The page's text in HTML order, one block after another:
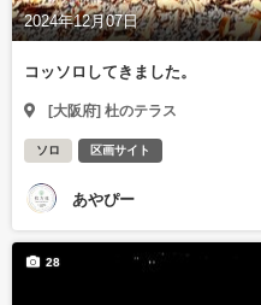
2024年12月07日
コッソロしてきました。
[大阪府] 杜のテラス
ソロ 区画サイト
あやぴー
28